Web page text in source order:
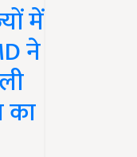
में
ने